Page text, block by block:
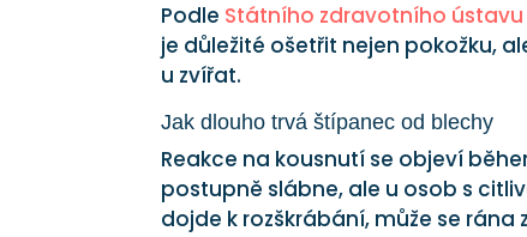
Podle Státního zdravotního ústavu
je důležité ošetřit nejen pokožku,
u zvířat.
Jak dlouho trvá štípanec od blechy
Reakce na kousnutí se objeví
postupně slábne, ale u osob s
dojde k rozškrábání, může se